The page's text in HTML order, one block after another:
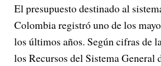
El presupuesto destinado al
Colombia registró uno de los
los últimos años. Según cifras de
los Recursos del Sistema General